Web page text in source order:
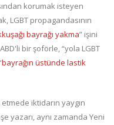
korumak isteyen
LGBT propagandasının
bayrağı yakma” işini
bir şoförle, “yola LGBT
bayrağın üstünde lastik
iktidarın yaygın
yazarı, aynı zamanda Yeni